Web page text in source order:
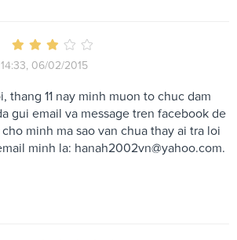
06/02/2015
thang 11 nay minh muon to chuc dam
gui email va message tren facebook de
minh ma sao van chua thay ai tra loi
minh la: hanah2002vn@yahoo.com.